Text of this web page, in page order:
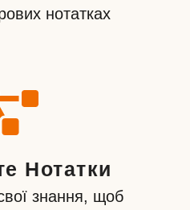
нотатках
Нотатки
знання, щоб